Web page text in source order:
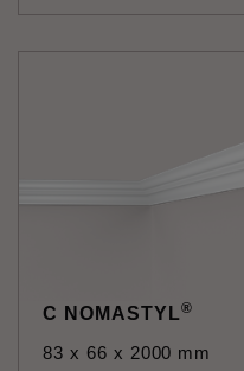
C NOMASTYL®
83 x 66 x 2000 mm